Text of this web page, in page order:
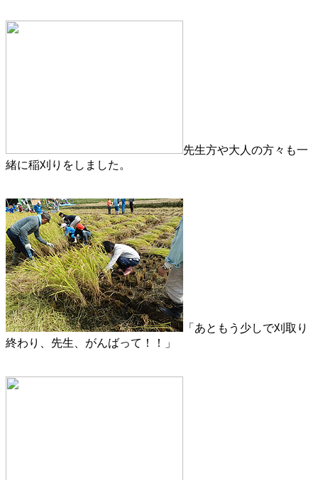
先生方や大人の方々も一
緒に稲刈りをしました。
「あともう少しで刈取り
終わり、先生、がんばって！！」